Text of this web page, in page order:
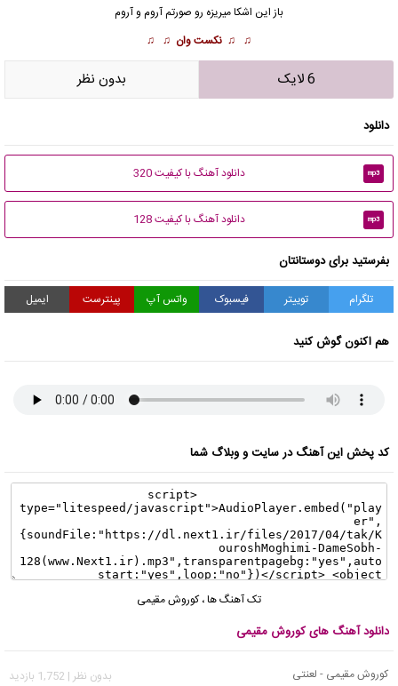
باز این اشکا میریزه رو صورتم آروم و آروم
♫ ♫ نکست وان ♫ ♫
6 لایک بدون نظر
دانلود
mp3 دانلود آهنگ با کیفیت 320
mp3 دانلود آهنگ با کیفیت 128
بفرستید برای دوستانتان
تلگرام توییتر فیسبوک واتس آپ پینترست ایمیل
هم اکنون گوش کنید
کد پخش این آهنگ در سایت و وبلاگ شما
تک آهنگ ها،کوروش مقیمی
دانلود آهنگ های کوروش مقیمی
کوروش مقیمی - لعنتی
بدون نظر | 1,752 بازدید